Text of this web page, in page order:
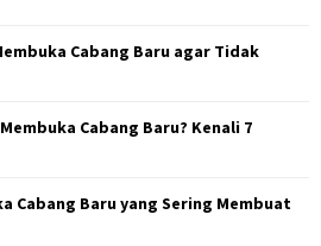
Cabang Baru agar Tidak
Cabang Baru? Kenali 7
Cabang Baru yang Sering Membuat